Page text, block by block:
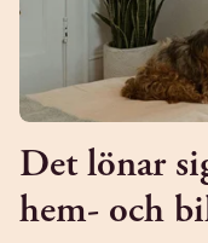
Det lönar
hem- och